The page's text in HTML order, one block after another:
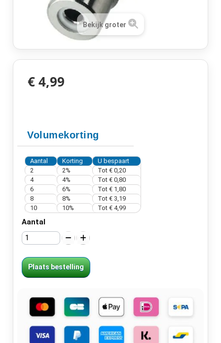
Bekijk groter
€ 4,99
Volumekorting
Aantal Korting
U bespaart
2
2% Tot € 0,20
4
4% Tot € 0,80
6
6% Tot € 1,80
8
8% Tot € 3,19
10
10% Tot € 4,99
Aantal
Plaats bestelling